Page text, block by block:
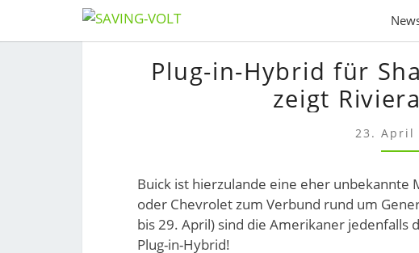
Skip
IN-
Plug-in-Hybrid für
zeigt
23. April
Buick ist hierzulande eine eher unbekannte
oder Chevrolet zum Verbund rund um
bis 29. April) sind die Amerikaner jedenfalls
Plug-in-Hybrid!